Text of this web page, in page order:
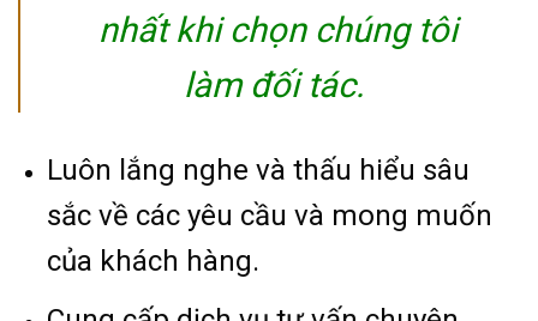
nhất khi chọn chúng tôi
làm đối tác.
Luôn lắng nghe và thấu hiểu sâu
sắc về các yêu cầu và mong muốn
của khách hàng.